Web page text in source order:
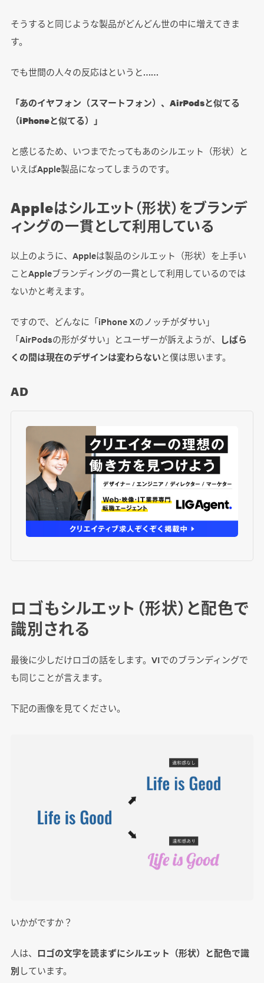
そうすると同じような製品がどんどん世の中に増えてきま
す。
でも世間の人々の反応はというと……
「あのイヤフォン（スマートフォン）、AirPodsと似てる
（iPhoneと似てる）」
と感じるため、いつまでたってもあのシルエット（形状）と
いえばApple製品になってしまうのです。
Appleはシルエット（形状）をブランデ
ィングの一貫として利用している
以上のように、Appleは製品のシルエット（形状）を上手い
ことAppleブランディングの一貫として利用しているのでは
ないかと考えます。
ですので、どんなに「iPhone Xのノッチがダサい」
「AirPodsの形がダサい」とユーザーが訴えようが、
しばら
くの間は現在のデザインは変わらないと僕は思います。
AD
ロゴもシルエット（形状）と配色で
識別される
最後に少しだけロゴの話をします。VIでのブランディングで
も同じことが言えます。
下記の画像を見てください。
いかがですか？
人は、 ロゴの文字を読まずにシルエット（形状）と配色で識
別しています。